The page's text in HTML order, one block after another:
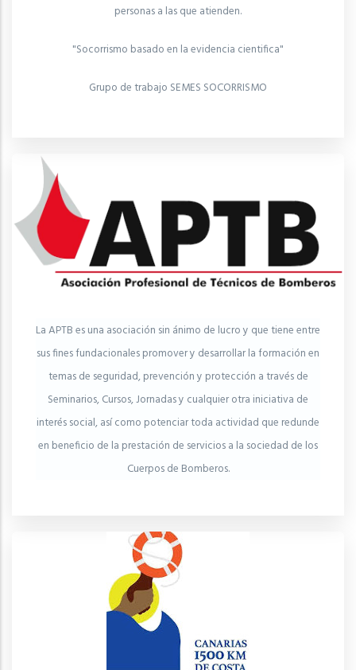
personas a las que atienden.
"Socorrismo basado en la evidencia cientifica"
Grupo de trabajo SEMES SOCORRISMO
La APTB es una asociación sin ánimo de lucro y que tiene entre
sus fines fundacionales promover y desarrollar la formación en
temas de seguridad, prevención y protección a través de
Seminarios, Cursos, Jornadas y cualquier otra iniciativa de
interés social, así como potenciar toda actividad que redunde
en beneficio de la prestación de servicios a la sociedad de los
Cuerpos de Bomberos.